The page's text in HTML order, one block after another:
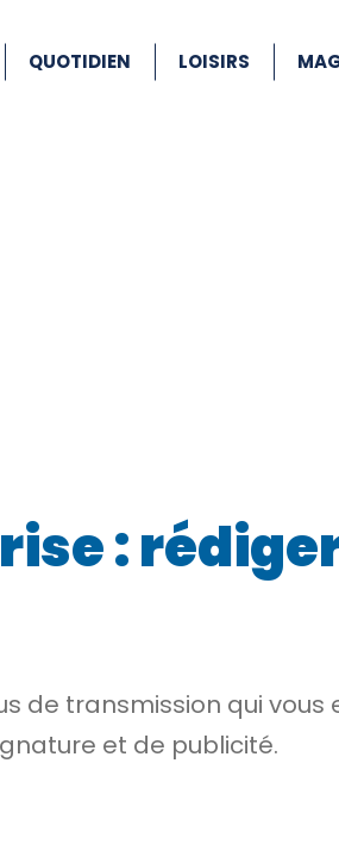
QUOTIDIEN LOISIRS
:
de transmission qui
et de publicité.